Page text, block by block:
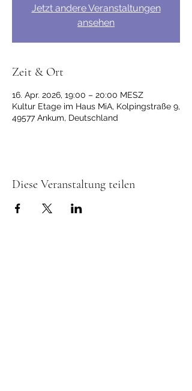
Jetzt andere Veranstaltungen
ansehen
Zeit & Ort
16. Apr. 2026, 19:00 – 20:00 MESZ
Kultur Etage im Haus MiA, Kolpingstraße 9,
49577 Ankum, Deutschland
Diese Veranstaltung teilen